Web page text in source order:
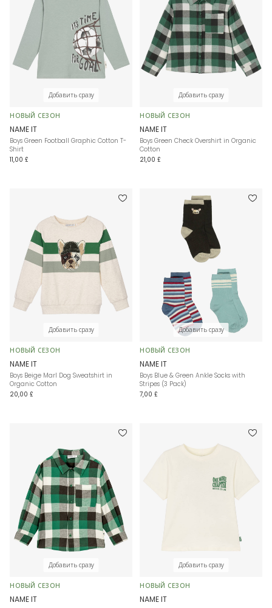
Добавить сразу
НОВЫЙ СЕЗОН
NAME IT
Boys Green Football Graphic Cotton T-
Shirt
11,00 £
Добавить сразу
НОВЫЙ СЕЗОН
NAME IT
Boys Green Check Overshirt in Organic
Cotton
21,00 £
Добавить сразу
НОВЫЙ СЕЗОН
NAME IT
Boys Beige Marl Dog Sweatshirt in
Organic Cotton
20,00 £
Добавить сразу
НОВЫЙ СЕЗОН
NAME IT
Boys Blue & Green Ankle Socks with
Stripes (3 Pack)
7,00 £
Добавить сразу
НОВЫЙ СЕЗОН
NAME IT
Добавить сразу
НОВЫЙ СЕЗОН
NAME IT